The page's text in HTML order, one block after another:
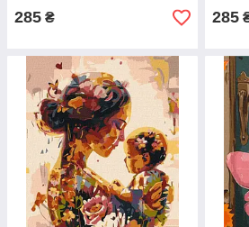
285 ₴ 285